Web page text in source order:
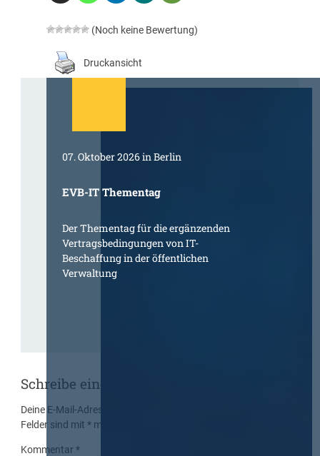
(Noch keine Bewertung)
Druckansicht
07. Oktober 2026 in Berlin
EVB-IT Thementag
Der Thementag für die ergänzenden
Vertragsbedingungen von IT-
Beschaffung in der öffentlichen
Verwaltung
Schreibe einen Kommentar
Deine E-Mail-Adresse wird nicht veröffentlicht.
Felder sind mit* markiert
Kommentar*